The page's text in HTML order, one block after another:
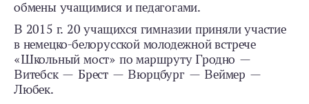
обмены учащимися и педагогами.
В 2015 г. 20 учащихся гимназии приняли участие
в немецко-­белорусской молодежной встрече
«Школьный мост» по маршруту Гродно —
Витебск — Брест — Вюрцбург — Веймер —
Любек.